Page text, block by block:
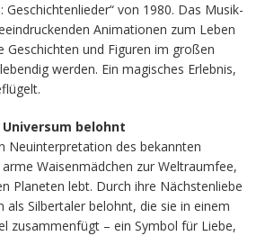
Geschichtenlieder“ von 1980. Das Musik-
Animationen zum Leben
Geschichten und Figuren im großen
werden. Ein magisches Erlebnis,
belohnt
Neuinterpretation des bekannten
Waisenmädchen zur Weltraumfee,
Planeten lebt. Durch ihre Nächstenliebe
als Silbertaler belohnt, die sie in einem
zusammenfügt – ein Symbol für Liebe,